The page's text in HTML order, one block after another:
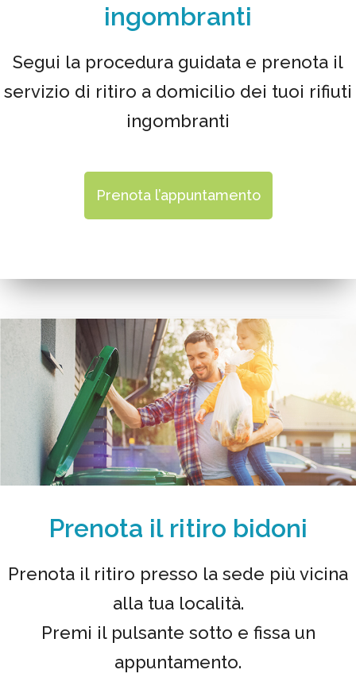
ingombranti
Segui la procedura guidata e prenota il
servizio di ritiro a domicilio dei tuoi rifiuti
ingombranti
Prenota l’appuntamento
Prenota il ritiro bidoni
Prenota il ritiro presso la sede più vicina
alla tua località.
Premi il pulsante sotto e fissa un
appuntamento.